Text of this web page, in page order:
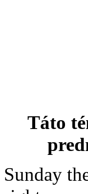
Táto
Sunday